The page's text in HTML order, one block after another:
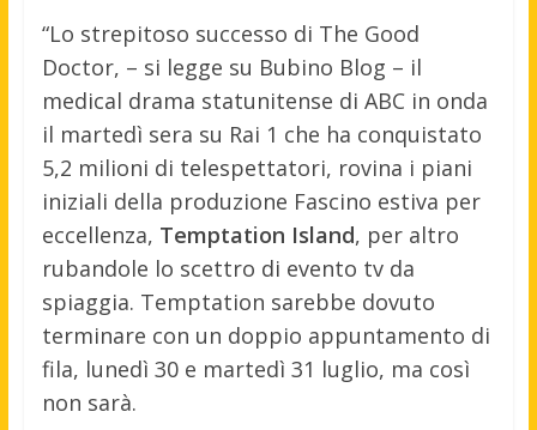
“Lo strepitoso successo di The Good
Doctor, – si legge su Bubino Blog – il
medical drama statunitense di ABC in onda
il martedì sera su Rai 1 che ha conquistato
5,2 milioni di telespettatori, rovina i piani
iniziali della produzione Fascino estiva per
eccellenza, Temptation Island, per altro
rubandole lo scettro di evento tv da
spiaggia. Temptation sarebbe dovuto
terminare con un doppio appuntamento di
fila, lunedì 30 e martedì 31 luglio, ma così
non sarà.